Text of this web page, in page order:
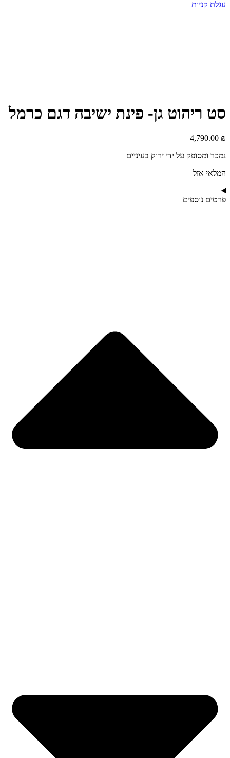
עגלת קניות
סט ריהוט גן- פינת ישיבה דגם כרמל
4,790.00 ₪
נמכר ומסופק על ידי ירוק בעיניים
המלאי אזל
פרטים נוספים